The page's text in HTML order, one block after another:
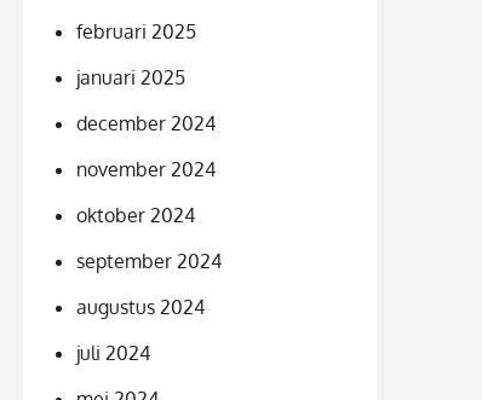
februari 2025
januari 2025
december 2024
november 2024
oktober 2024
september 2024
augustus 2024
juli 2024